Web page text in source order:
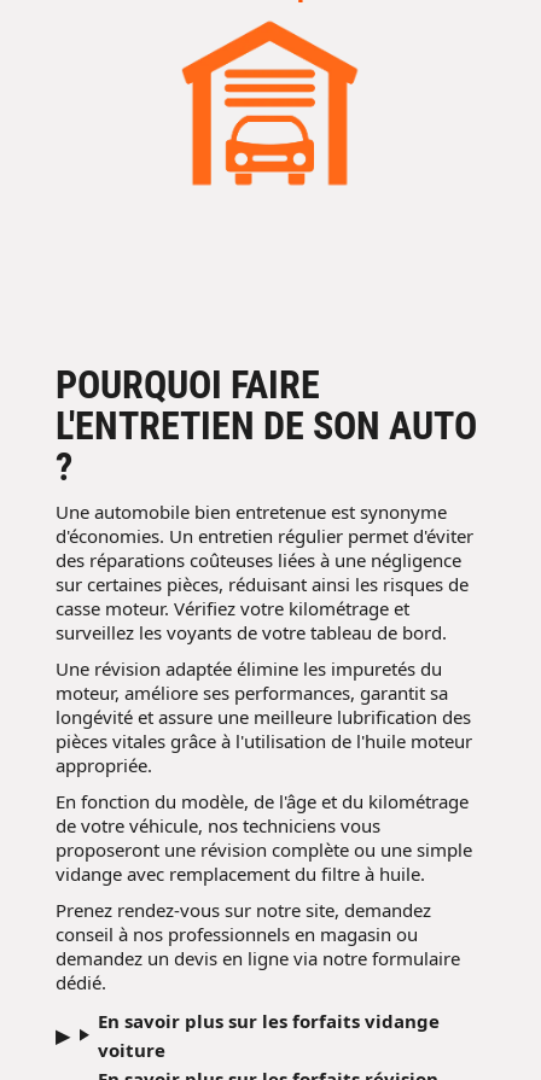
POURQUOI FAIRE
L'ENTRETIEN DE SON AUTO
?
Une automobile bien entretenue est synonyme
d'économies. Un entretien régulier permet d'éviter
des réparations coûteuses liées à une négligence
sur certaines pièces, réduisant ainsi les risques de
casse moteur. Vérifiez votre kilométrage et
surveillez les voyants de votre tableau de bord.
Une révision adaptée élimine les impuretés du
moteur, améliore ses performances, garantit sa
longévité et assure une meilleure lubrification des
pièces vitales grâce à l'utilisation de l'huile moteur
appropriée.
En fonction du modèle, de l'âge et du kilométrage
de votre véhicule, nos techniciens vous
proposeront une révision complète ou une simple
vidange avec remplacement du filtre à huile.
Prenez rendez-vous sur notre site, demandez
conseil à nos professionnels en magasin ou
demandez un devis en ligne via notre formulaire
dédié.
En savoir plus sur les forfaits vidange
voiture